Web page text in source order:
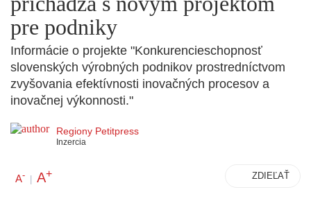
pre podniky
Informácie o projekte "Konkurencieschopnosť
slovenských výrobných podnikov prostredníctvom
zvyšovania efektívnosti inovačných procesov a
inovačnej výkonnosti."
Regiony Petitpress
Inzercia
A- | A+ ZDIEĽAŤ